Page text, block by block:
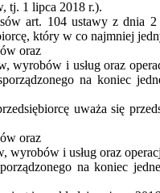
tj. 1 lipca 2018 r.).
art. 104 ustawy z dnia
który w co najmniej
oraz
wyrobów i usług oraz
na koniec
uważa się
oraz
wyrobów i usług oraz
na koniec